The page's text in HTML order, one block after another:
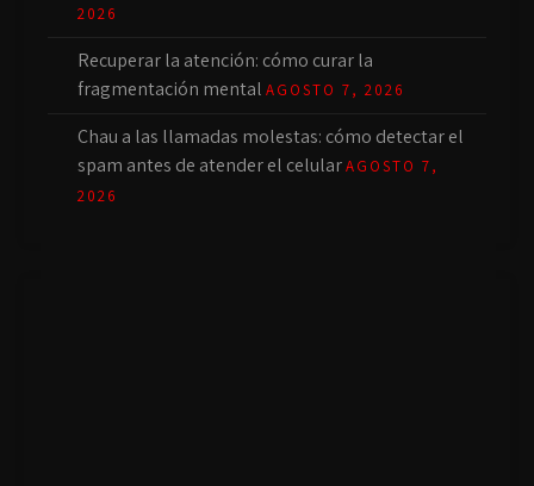
2026
Recuperar la atención: cómo curar la
fragmentación mental AGOSTO 7, 2026
Chau a las llamadas molestas: cómo detectar el
spam antes de atender el celularAGOSTO 7,
2026